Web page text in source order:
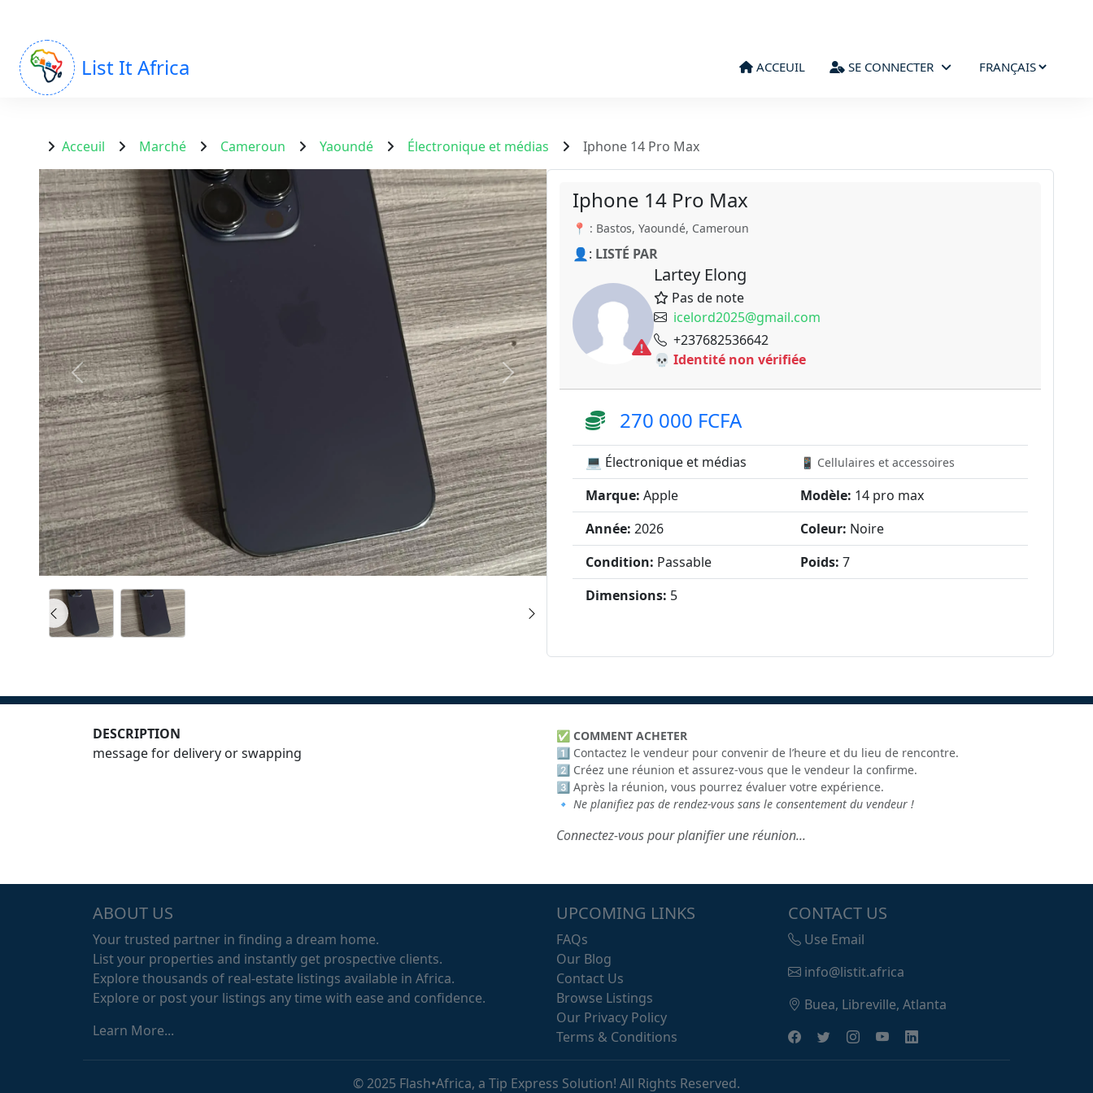
List It Africa ACCEUIL SE CONNECTER
Acceuil Marché Cameroun Yaoundé Électronique et médias Iphone 14 Pro Max
Iphone 14 Pro Max
📍 : Bastos, Yaoundé, Cameroun
👤: LISTÉ PAR
Lartey Elong
Pas de note
icelord2025@gmail.com
+237682536642
💀 Identité non vérifiée
270 000 FCFA
💻 Électronique et médias 📱 Cellulaires et accessoires
Marque: Apple Modèle: 14 pro max
Année: 2026 Coleur: Noire
Condition: Passable Poids: 7
Dimensions: 5
DESCRIPTION
message for delivery or swapping
✅ COMMENT ACHETER
1️⃣ Contactez le vendeur pour convenir de l’heure et du lieu de rencontre.
2️⃣ Créez une réunion et assurez-vous que le vendeur la confirme.
3️⃣ Après la réunion, vous pourrez évaluer votre expérience.
🔹 Ne planifiez pas de rendez-vous sans le consentement du vendeur !
Connectez-vous pour planifier une réunion...
ABOUT US
Your trusted partner in finding a dream home.
List your properties and instantly get prospective clients.
Explore thousands of real-estate listings available in Africa.
Explore or post your listings any time with ease and confidence.
Learn More...
UPCOMING LINKS
FAQs
Our Blog
Contact Us
Browse Listings
Our Privacy Policy
Terms & Conditions
CONTACT US
Use Email
info@listit.africa
Buea, Libreville, Atlanta
© 2025 Flash•Africa, a Tip Express Solution! All Rights Reserved.